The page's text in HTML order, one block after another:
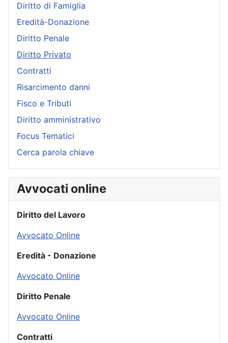
Diritto di Famiglia
Eredità-Donazione
Diritto Penale
Diritto Privato
Contratti
Risarcimento danni
Fisco e Tributi
Diritto amministrativo
Focus Tematici
Cerca parola chiave
Avvocati online
Diritto del Lavoro
Avvocato Online
Eredità - Donazione
Avvocato Online
Diritto Penale
Avvocato Online
Contratti